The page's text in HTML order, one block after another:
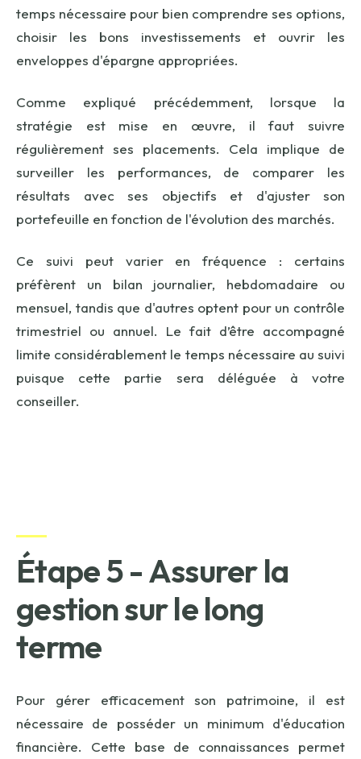
temps nécessaire pour bien comprendre ses options,
choisir les bons investissements et ouvrir les
enveloppes d'épargne appropriées.
Comme expliqué précédemment, lorsque la
stratégie est mise en œuvre, il faut suivre
régulièrement ses placements. Cela implique de
surveiller les performances, de comparer les
résultats avec ses objectifs et d'ajuster son
portefeuille en fonction de l'évolution des marchés.
Ce suivi peut varier en fréquence : certains
préfèrent un bilan journalier, hebdomadaire ou
mensuel, tandis que d'autres optent pour un contrôle
trimestriel ou annuel. Le fait d’être accompagné
limite considérablement le temps nécessaire au suivi
puisque cette partie sera déléguée à votre
conseiller.
Étape 5 - Assurer la
gestion sur le long
terme
Pour gérer efficacement son patrimoine, il est
nécessaire de posséder un minimum d'éducation
financière. Cette base de connaissances permet